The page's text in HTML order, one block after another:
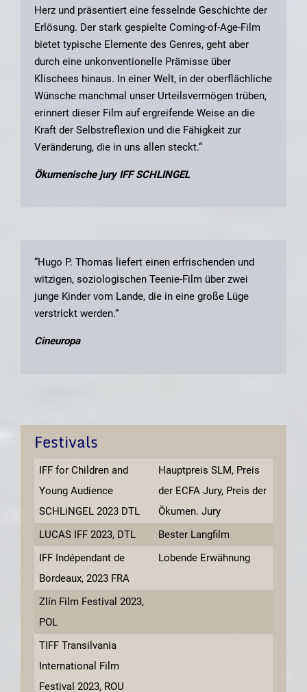
Herz und präsentiert eine fesselnde Geschichte der
Erlösung. Der stark gespielte Coming-of-Age-Film
bietet typische Elemente des Genres, geht aber
durch eine unkonventionelle Prämisse über
Klischees hinaus. In einer Welt, in der oberflächliche
Wünsche manchmal unser Urteilsvermögen trüben,
erinnert dieser Film auf ergreifende Weise an die
Kraft der Selbstreflexion und die Fähigkeit zur
Veränderung, die in uns allen steckt.“
Ökumenische jury IFF SCHLINGEL
“Hugo P. Thomas liefert einen erfrischenden und
witzigen, soziologischen Teenie-Film über zwei
junge Kinder vom Lande, die in eine große Lüge
verstrickt werden.“
Cineuropa
Festivals
IFF for Children and
Young Audience
SCHLiNGEL 2023 DTL
Hauptpreis SLM, Preis
der ECFA Jury, Preis der
Ökumen. Jury
LUCAS IFF 2023, DTL
Bester Langfilm
IFF Indépendant de
Bordeaux, 2023 FRA
Lobende Erwähnung
Zlín Film Festival 2023,
POL
TIFF Transilvania
International Film
Festival 2023, ROU